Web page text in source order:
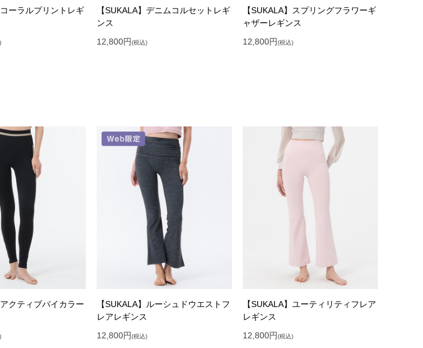
コーラルプリントレギ
【SUKALA】デニムコルセットレギ
ンス
12,800円(税込)
【SUKALA】スプリングフラワーギ
ャザーレギンス
12,800円(税込)
アクティブバイカラー
【SUKALA】ルーシュドウエストフ
レアレギンス
12,800円(税込)
【SUKALA】ユーティリティフレア
レギンス
12,800円(税込)